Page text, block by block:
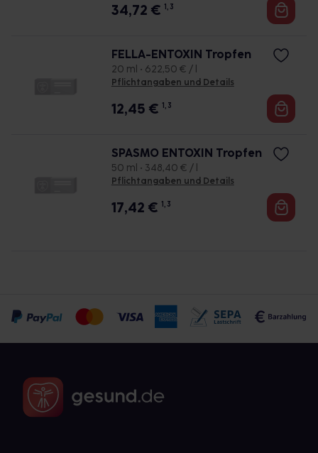
34,72 € 1, 3
FELLA-ENTOXIN Tropfen
20 ml • 622,50 € / l
Pflichtangaben und Details
12,45 € 1, 3
SPASMO ENTOXIN Tropfen
50 ml • 348,40 € / l
Pflichtangaben und Details
17,42 € 1, 3